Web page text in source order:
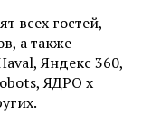
всех гостей,
а также
Яндекс 360,
ЯДРО х